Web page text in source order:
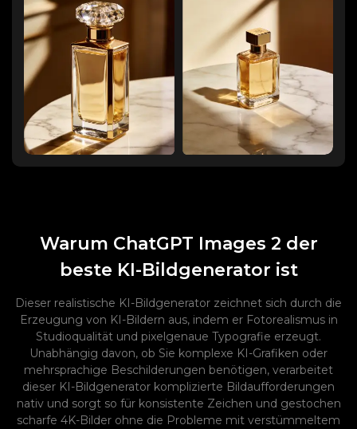
Warum ChatGPT Images 2 der
beste KI-Bildgenerator ist
Dieser realistische KI-Bildgenerator zeichnet sich durch die
Erzeugung von KI-Bildern aus, indem er Fotorealismus in
Studioqualität und pixelgenaue Typografie erzeugt.
Unabhängig davon, ob Sie komplexe KI-Grafiken oder
mehrsprachige Beschilderungen benötigen, verarbeitet
dieser KI-Bildgenerator komplizierte Bildaufforderungen
nativ und sorgt so für konsistente Zeichen und gestochen
scharfe 4K-Bilder ohne die Probleme mit verstümmeltem